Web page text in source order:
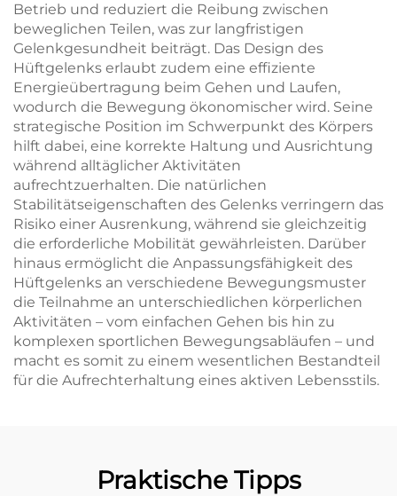
Betrieb und reduziert die Reibung zwischen
beweglichen Teilen, was zur langfristigen
Gelenkgesundheit beiträgt. Das Design des
Hüftgelenks erlaubt zudem eine effiziente
Energieübertragung beim Gehen und Laufen,
wodurch die Bewegung ökonomischer wird. Seine
strategische Position im Schwerpunkt des Körpers
hilft dabei, eine korrekte Haltung und Ausrichtung
während alltäglicher Aktivitäten
aufrechtzuerhalten. Die natürlichen
Stabilitätseigenschaften des Gelenks verringern das
Risiko einer Ausrenkung, während sie gleichzeitig
die erforderliche Mobilität gewährleisten. Darüber
hinaus ermöglicht die Anpassungsfähigkeit des
Hüftgelenks an verschiedene Bewegungsmuster
die Teilnahme an unterschiedlichen körperlichen
Aktivitäten – vom einfachen Gehen bis hin zu
komplexen sportlichen Bewegungsabläufen – und
macht es somit zu einem wesentlichen Bestandteil
für die Aufrechterhaltung eines aktiven Lebensstils.
Praktische Tipps